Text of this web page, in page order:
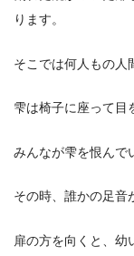
ります。
そこでは何人もの人
雫は椅子に座って目
みんなが雫を恨んで
その時、誰かの足音
扉の方を向くと、幼